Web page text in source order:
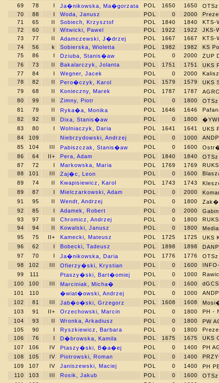
69
78 I Ja�nikowska, Ma�gorzata POL 1650 1650
70
88 I Woda, Janusz POL 0 2000
71
65 II Sobiech, Krzysztof POL 1840 1840
KTS-
72
60 I Witwicki, Pawel POL 1922 1922
JKS-
73
77 II Adamczewski, J�drzej POL 1667 1667
KTS-
74
56 k Sobierska, Wioletta POL 1982 1982
KS
75
86 I Dziuba, Stanis�aw POL 0 2000
ZUP
76
73 II Bakalarczyk, Jolanta POL 1751 1751
UKS
77
84 I Wegner, Jacek POL 0 2000
Kalisz
78
82 II Pero�czyk, Karol POL 1579 1579
UKS
79
68 II Konieczny, Marek POL 1787 1787
80
99 II Zimny, Piotr POL 0 1800
81
79 II Ryka�a, Monika POL 1646 1646
82
92 II Dixa, Stanis�aw POL 0 1800
83
80 I Wolniaczyk, Daria POL 1641 1641
UKS
84
109 Niebrzydowski, Andrzej POL 0 1000
85
104 III Pabiszczak, Stanis�aw POL 0 1600
86
64 II+ Pera, Adam POL 1840 1840
87
72 I Markowska, Maria POL 1769 1769
88
101 III Zaj�c, Leon POL 0 1600
89
74 II Kwapisiewicz, Karol POL 1743 1743
89
87 I Mielczarkowski, Adam POL 0 2000
91
95 II Wendt, Andrzej POL 0 1800
92
85 I Adamek, Robert POL 0 2000
93
97 II Chromicz, Andrzej POL 0 1800
94
94 II Kowalski, Janusz POL 0 1800
95
75 II+ Kamecki, Mateusz POL 1725 1725
UKS
96
62 I Bobecki, Tadeusz POL 1898 1898
97
70 I Ja�nikowska, Daria POL 1776 1776
98
102 III Ofierzy�ski, Krystian POL 0 1600
99
111 Ptaszy�ski, Bart�omiej POL 0 1000
100
100 III Marciniak, Micha� POL 0 1600
101
110 �wiat�owski, Andrzej POL 0 1000
102
81 III Jab�o�ski, Grzegorz POL 1608 1608
103
91 II+ Orzechowski, Marcin POL 0 1800
PH -
104
93 II Wronka, Arkadiusz POL 0 1800
PW
105
90 I Ryszkiewicz, Barbara POL 0 1800
106
76 I D�browska, Kamila POL 1675 1675
UKS
107
106 IV Ptaszy�ski, B�a�ej POL 0 1400
PH
108
105 IV Piotrowski, Roman POL 0 1400
109
107 IV Janiszewski, Maciej POL 0 1400
PH
110
103 III Rosik, Jakub POL 0 1600